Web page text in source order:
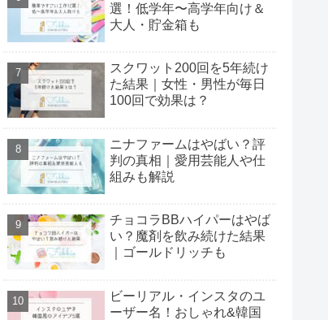
選！低学年〜高学年向け＆
大人・貯金箱も
スクワット200回を5年続け
た結果｜女性・男性が毎日
100回で効果は？
ニナファームはやばい？評
判の真相｜愛用芸能人や仕
組みも解説
チョコラBBハイパーはやば
い？魔剤を飲み続けた結果
｜ゴールドリッチも
ビーリアル・インスタのユ
ーザー名！おしゃれ&韓国